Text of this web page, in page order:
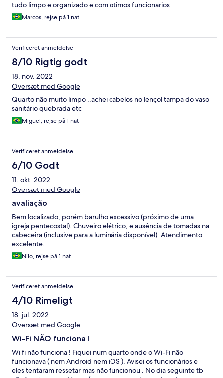
tudo limpo e organizado e com otimos funcionarios
Marcos, rejse på 1 nat
Verificeret anmeldelse
8/10 Rigtig godt
18. nov. 2022
Oversæt med Google
Quarto não muito limpo ..achei cabelos no lençol tampa do vaso
sanitário quebrada etc
Miguel, rejse på 1 nat
Verificeret anmeldelse
6/10 Godt
11. okt. 2022
Oversæt med Google
avaliação
Bem localizado, porém barulho excessivo (próximo de uma
igreja pentecostal). Chuveiro elétrico, e ausência de tomadas na
cabeceira (inclusive para a luminária disponível). Atendimento
excelente.
Nilo, rejse på 1 nat
Verificeret anmeldelse
4/10 Rimeligt
18. jul. 2022
Oversæt med Google
Wi-Fi NÃO funciona !
Wi fi não funciona ! Fiquei num quarto onde o Wi-Fi não
funcionava ( nem Android nem iOS ). Avisei os funcionários e
eles tentaram ressetar mas não funcionou . No dia seguinte tb